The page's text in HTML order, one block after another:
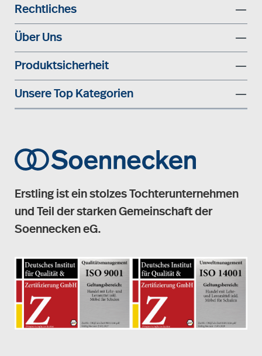
Rechtliches
Über Uns
Produktsicherheit
Unsere Top Kategorien
Erstling ist ein stolzes Tochterunternehmen
und Teil der starken Gemeinschaft der
Soennecken eG.